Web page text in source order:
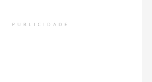
PUBLICIDADE